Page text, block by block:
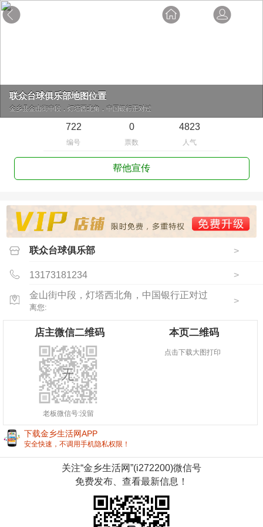
联众台球俱乐部地图位置
金乡县金山街中段，灯塔西北角，中国银行正对过
722 0 4823
编号 票数 人气
帮他宣传
联众台球俱乐部 >
13173181234
>
金山街中段，灯塔西北角，中国银行正对过
离您:
>
店主微信二维码 本页二维码
老板微信号:没留
点击下载大图打印
下载金乡生活网APP
安全快速，不调用手机隐私权限！
关注“金乡生活网”(i272200)微信号
免费发布、查看最新信息！